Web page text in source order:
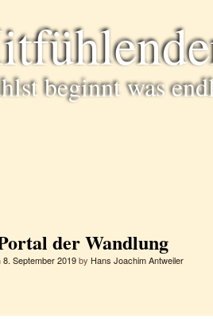
beginnt was
der Wandlung
8. September 2019by Hans Joachim Antweiler